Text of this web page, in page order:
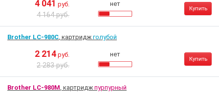
4 041 руб.
4 164 руб.
нет
Купить
Brother LC-980C, картридж голубой
2 214 руб.
2 283 руб.
нет
Купить
Brother LC-980M, картридж пурпурный